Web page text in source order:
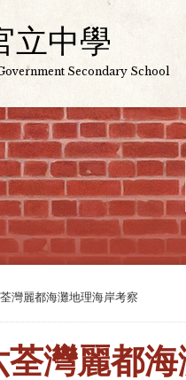
立中學
Secondary School
灣麗都海灘地理海岸考察
荃灣麗都